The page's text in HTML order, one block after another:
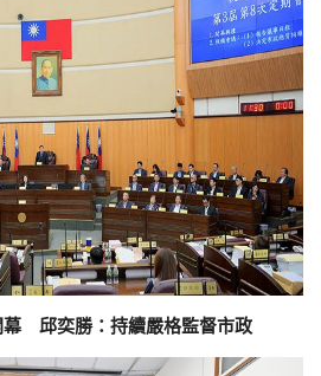
幕 邱奕勝：持續嚴格監督市政